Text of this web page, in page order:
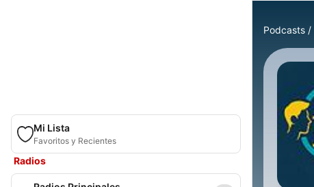
Mi Lista
Favoritos y Recientes
Radios
Podcasts